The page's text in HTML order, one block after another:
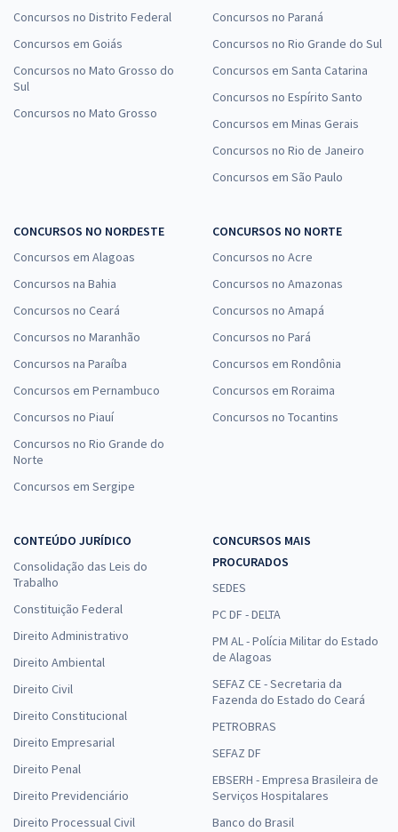
Concursos no Distrito Federal
Concursos em Goiás
Concursos no Mato Grosso do
Sul
Concursos no Mato Grosso
Concursos no Paraná
Concursos no Rio Grande do Sul
Concursos em Santa Catarina
Concursos no Espírito Santo
Concursos em Minas Gerais
Concursos no Rio de Janeiro
Concursos em São Paulo
CONCURSOS NO NORDESTE
Concursos em Alagoas
Concursos na Bahia
Concursos no Ceará
Concursos no Maranhão
Concursos na Paraíba
Concursos em Pernambuco
Concursos no Piauí
Concursos no Rio Grande do
Norte
Concursos em Sergipe
CONCURSOS NO NORTE
Concursos no Acre
Concursos no Amazonas
Concursos no Amapá
Concursos no Pará
Concursos em Rondônia
Concursos em Roraima
Concursos no Tocantins
CONTEÚDO JURÍDICO
Consolidação das Leis do
Trabalho
Constituição Federal
Direito Administrativo
Direito Ambiental
Direito Civil
Direito Constitucional
Direito Empresarial
Direito Penal
Direito Previdenciário
Direito Processual Civil
CONCURSOS MAIS
PROCURADOS
SEDES
PC DF - DELTA
PM AL - Polícia Militar do Estado
de Alagoas
SEFAZ CE - Secretaria da
Fazenda do Estado do Ceará
PETROBRAS
SEFAZ DF
EBSERH - Empresa Brasileira de
Serviços Hospitalares
Banco do Brasil